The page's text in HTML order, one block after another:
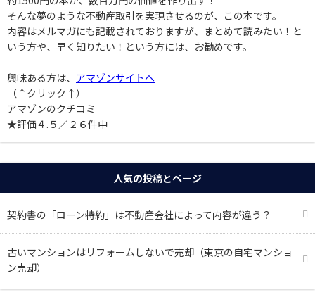
そんな夢のような不動産取引を実現させるのが、この本です。
内容はメルマガにも記載されておりますが、まとめて読みたい！と
いう方や、早く知りたい！という方には、お勧めです。
興味ある方は、 アマゾンサイトへ
（↑クリック↑）
アマゾンのクチコミ
★評価４.５／２６件中
人気の投稿とページ
契約書の「ローン特約」は不動産会社によって内容が違う？
古いマンションはリフォームしないで売却（東京の自宅マンショ
ン売却）